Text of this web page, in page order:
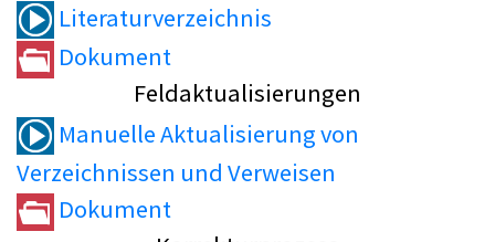
Literaturverzeichnis
Dokument
Feldaktualisierungen
Manuelle Aktualisierung von
Verzeichnissen und Verweisen
Dokument